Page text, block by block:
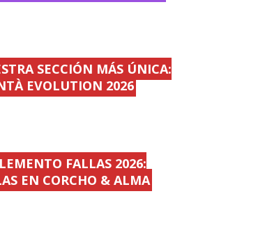
SECCIÓN MÁS ÚNICA:
EVOLUTION 2026
FALLAS 2026:
EN CORCHO & ALMA